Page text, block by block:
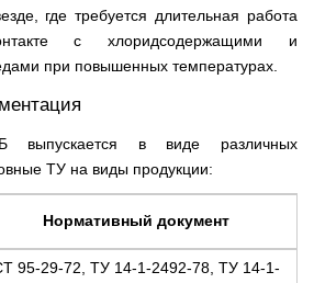
где требуется длительная работа
с хлоридсодержащими и
при повышенных температурах.
выпускается в виде различных
ТУ на виды продукции:
Нормативный документ
95-29-72, ТУ 14-1-2492-78, ТУ 14-1-